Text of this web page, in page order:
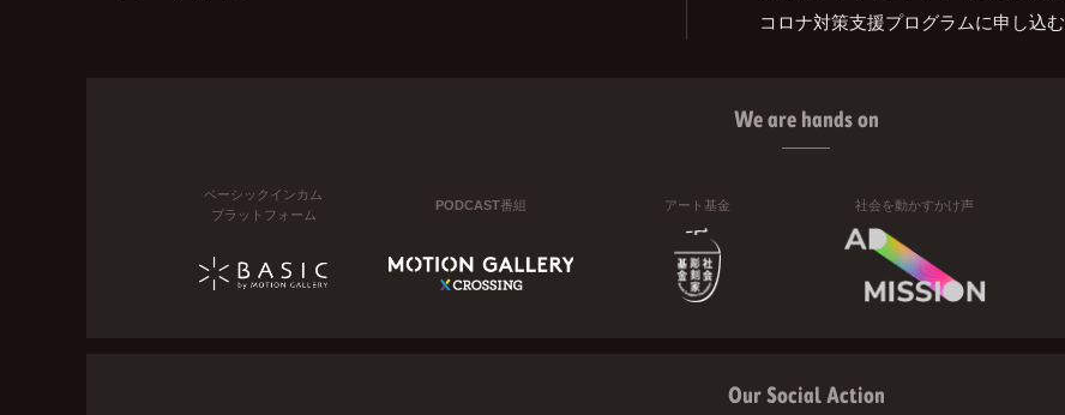
コロナ対策支援プログラムに申し込む
We are hands on
ベーシックインカム
プラットフォーム
PODCAST番組 アート基金 社会を動かすかけ声
Our Social Action